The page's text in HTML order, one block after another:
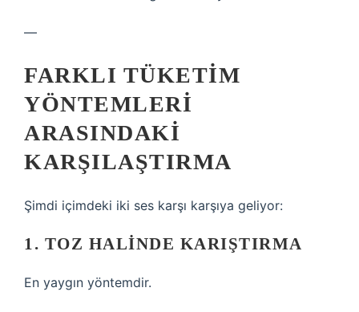
—
FARKLI TÜKETIM
YÖNTEMLERI
ARASINDAKI
KARŞILAŞTIRMA
Şimdi içimdeki iki ses karşı karşıya geliyor:
1. TOZ HALINDE KARIŞTIRMA
En yaygın yöntemdir.